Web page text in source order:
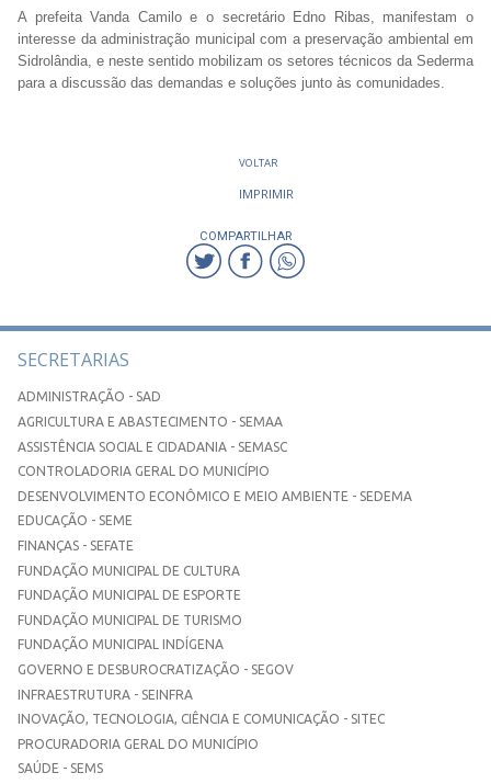
A prefeita Vanda Camilo e o secretário Edno Ribas, manifestam o
interesse da administração municipal com a preservação ambiental em
Sidrolândia, e neste sentido mobilizam os setores técnicos da Sederma
para a discussão das demandas e soluções junto às comunidades.
VOLTAR
IMPRIMIR
COMPARTILHAR
SECRETARIAS
ADMINISTRAÇÃO - SAD
AGRICULTURA E ABASTECIMENTO - SEMAA
ASSISTÊNCIA SOCIAL E CIDADANIA - SEMASC
CONTROLADORIA GERAL DO MUNICÍPIO
DESENVOLVIMENTO ECONÔMICO E MEIO AMBIENTE - SEDEMA
EDUCAÇÃO - SEME
FINANÇAS - SEFATE
FUNDAÇÃO MUNICIPAL DE CULTURA
FUNDAÇÃO MUNICIPAL DE ESPORTE
FUNDAÇÃO MUNICIPAL DE TURISMO
FUNDAÇÃO MUNICIPAL INDÍGENA
GOVERNO E DESBUROCRATIZAÇÃO - SEGOV
INFRAESTRUTURA - SEINFRA
INOVAÇÃO, TECNOLOGIA, CIÊNCIA E COMUNICAÇÃO - SITEC
PROCURADORIA GERAL DO MUNICÍPIO
SAÚDE - SEMS